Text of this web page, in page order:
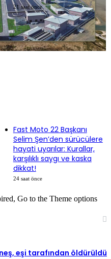
21 saat önce
Fast Moto 22 Başkanı
Selim Şen’den sürücülere
hayati uyarılar: Kurallar,
karşılıklı saygı ve kaska
dikkat!
24 saat önce
Go to the Theme options
eşi tarafından öldürüldü